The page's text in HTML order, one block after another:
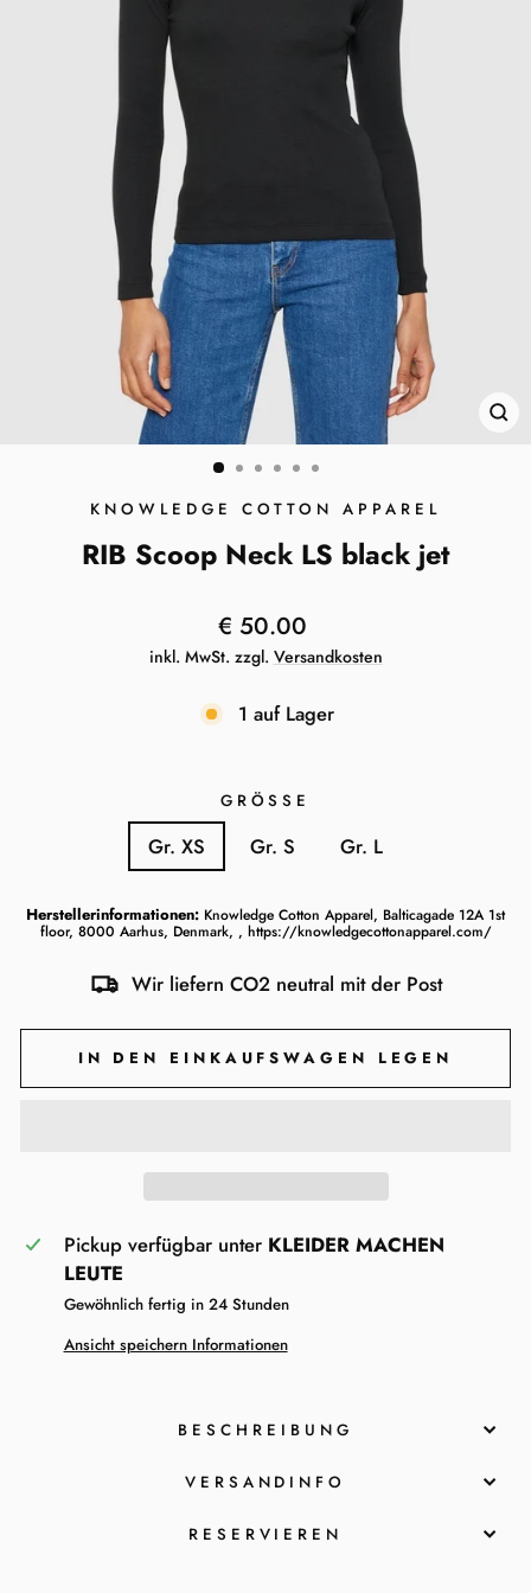
KNOWLEDGE COTTON APPAREL
RIB Scoop Neck LS black jet
Normaler
Preis
€ 50.00
inkl. MwSt. zzgl. Versandkosten
1 auf Lager
GRÖSSE
Gr. XS Gr. S Gr. L
Herstellerinformationen: Knowledge Cotton Apparel, Balticagade 12A 1st
floor, 8000 Aarhus, Denmark, , https://knowledgecottonapparel.com/
Wir liefern CO2 neutral mit der Post
IN DEN EINKAUFSWAGEN LEGEN
Pickup verfügbar unter KLEIDER MACHEN
LEUTE
Gewöhnlich fertig in 24 Stunden
Ansicht speichern Informationen
BESCHREIBUNG
VERSANDINFO
RESERVIEREN